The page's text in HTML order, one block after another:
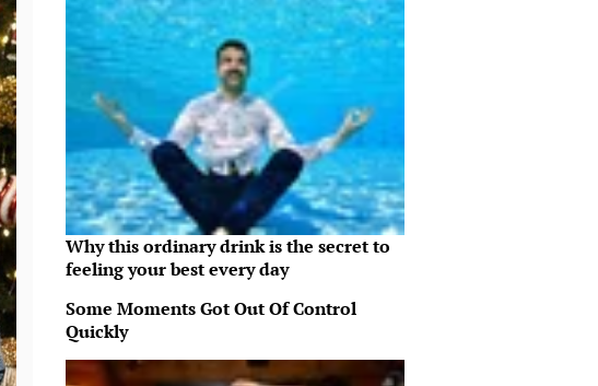
Why this ordinary drink is the secret to
feeling your best every day
Some Moments Got Out Of Control
Quickly